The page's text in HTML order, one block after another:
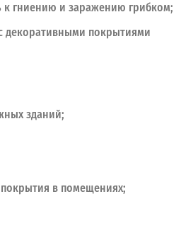
к гниению и заражению грибком;
декоративными покрытиями
зданий;
в помещениях;